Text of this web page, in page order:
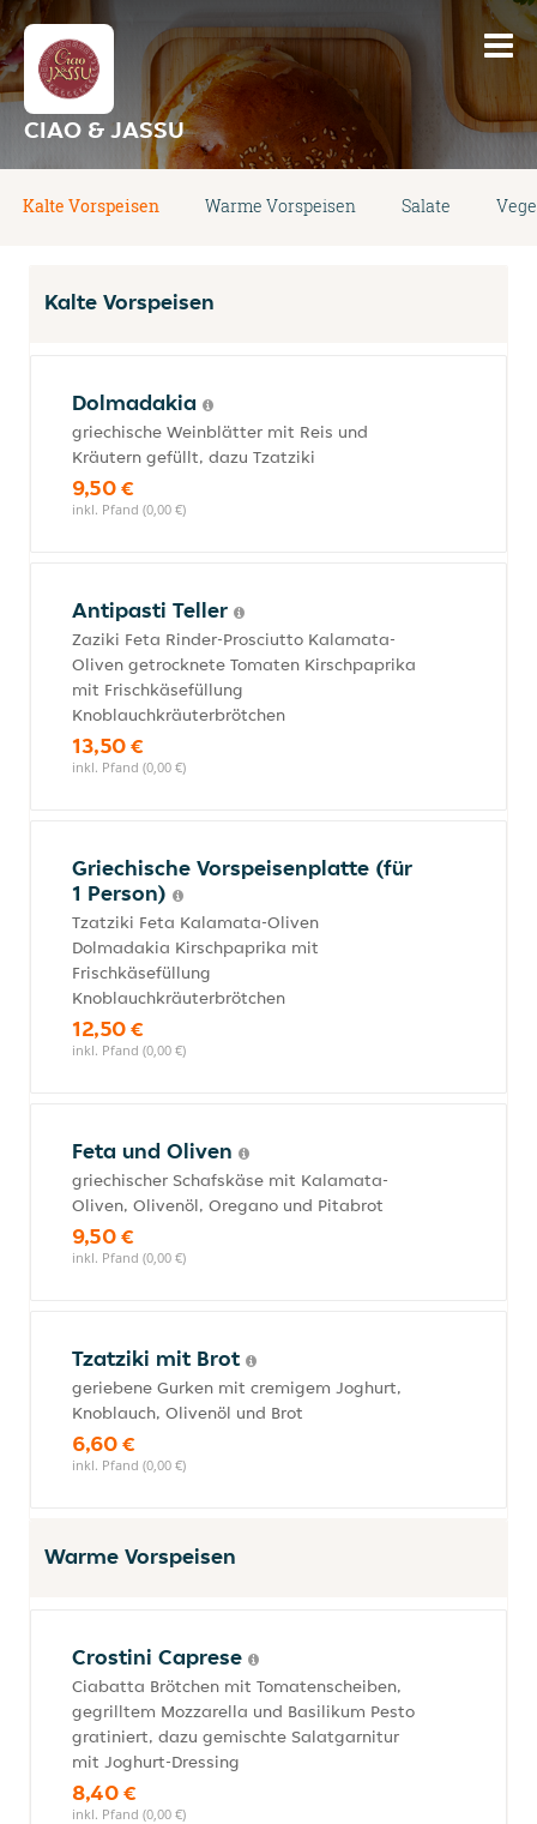
CIAO & JASSU
Kalte Vorspeisen Warme Vorspeisen Salate
Kalte Vorspeisen
Dolmadakia
griechische Weinblätter mit Reis und
Kräutern gefüllt, dazu Tzatziki
9,50 €
inkl. Pfand (0,00 €)
Antipasti Teller
Zaziki Feta Rinder-Prosciutto Kalamata-
Oliven getrocknete Tomaten Kirschpaprika
mit Frischkäsefüllung
Knoblauchkräuterbrötchen
13,50 €
inkl. Pfand (0,00 €)
Griechische Vorspeisenplatte (für
1 Person)
Tzatziki Feta Kalamata-Oliven
Dolmadakia Kirschpaprika mit
Frischkäsefüllung
Knoblauchkräuterbrötchen
12,50 €
inkl. Pfand (0,00 €)
Feta und Oliven
griechischer Schafskäse mit Kalamata-
Oliven, Olivenöl, Oregano und Pitabrot
9,50 €
inkl. Pfand (0,00 €)
Tzatziki mit Brot
geriebene Gurken mit cremigem Joghurt,
Knoblauch, Olivenöl und Brot
6,60 €
inkl. Pfand (0,00 €)
Warme Vorspeisen
Crostini Caprese
Ciabatta Brötchen mit Tomatenscheiben,
gegrilltem Mozzarella und Basilikum Pesto
gratiniert, dazu gemischte Salatgarnitur
mit Joghurt-Dressing
8,40 €
inkl. Pfand (0,00 €)